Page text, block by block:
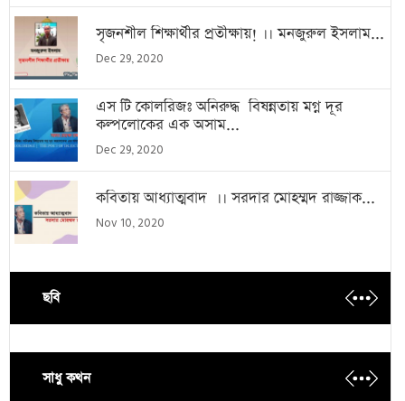
সৃজনশীল শিক্ষার্থীর প্রতীক্ষায়! ।। মনজুরুল ইসলাম...
Dec 29, 2020
এস টি কোলরিজঃ অনিরুদ্ধ বিষন্নতায় মগ্ন দূর
কল্পলোকের এক অসাম...
Dec 29, 2020
কবিতায় আধ্যাত্মবাদ ।। সরদার মোহম্মদ রাজ্জাক...
Nov 10, 2020
ছবি
সাধু কথন